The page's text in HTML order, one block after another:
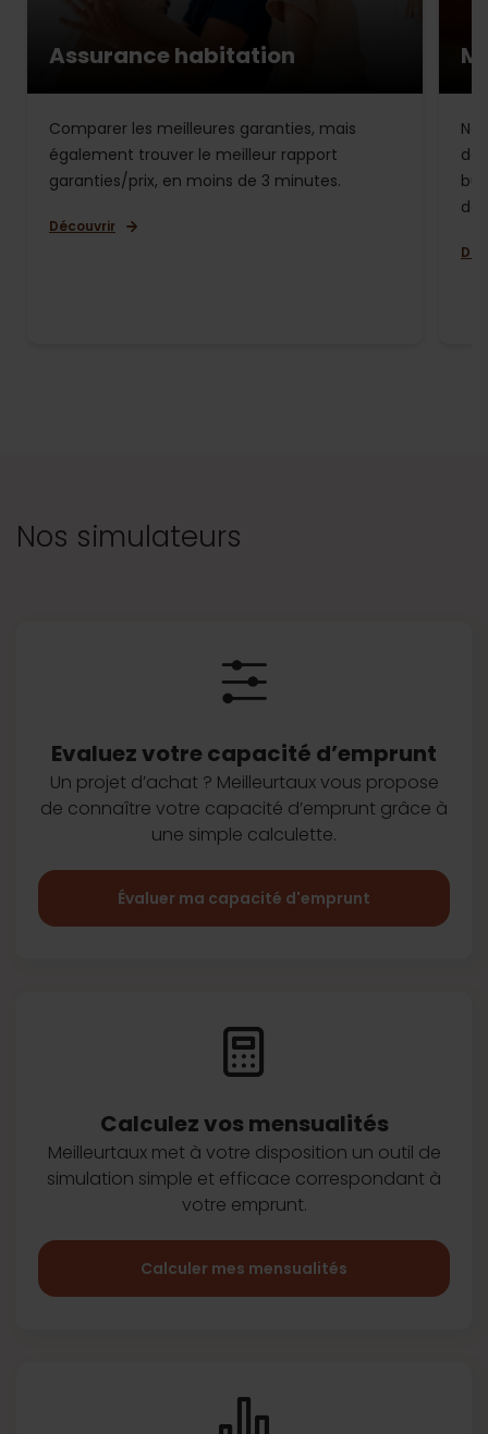
Assurance habitation
Comparer les meilleures garanties, mais
également trouver le meilleur rapport
garanties/prix, en moins de 3 minutes.
Découvrir
de
de
Nos simulateurs
Evaluez votre capacité d’emprunt
Un projet d’achat ? Meilleurtaux vous propose
de connaître votre capacité d’emprunt grâce à
une simple calculette.
Évaluer ma capacité d'emprunt
Calculez vos mensualités
Meilleurtaux met à votre disposition un outil de
simulation simple et efficace correspondant à
votre emprunt.
Calculer mes mensualités